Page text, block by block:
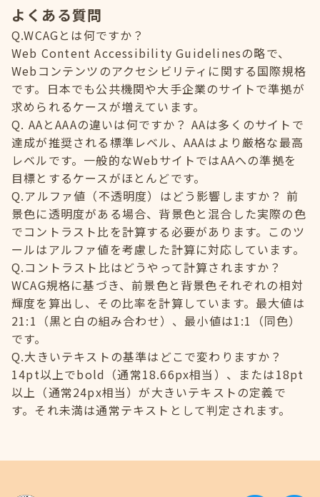
よくある質問
Q.WCAGとは何ですか？
Web Content Accessibility Guidelinesの略で、
Webコンテンツのアクセシビリティに関する国際規格
です。日本でも公共機関や大手企業のサイトで準拠が
求められるケースが増えています。
Q. AAとAAAの違いは何ですか？ AAは多くのサイトで
達成が推奨される標準レベル、AAAはより厳格な最高
レベルです。一般的なWebサイトではAAへの準拠を
目標とするケースがほとんどです。
Q.アルファ値（不透明度）はどう影響しますか？ 前
景色に透明度がある場合、背景色と混合した実際の色
でコントラスト比を計算する必要があります。このツ
ールはアルファ値を考慮した計算に対応しています。
Q.コントラスト比はどうやって計算されますか？
WCAG規格に基づき、前景色と背景色それぞれの相対
輝度を算出し、その比率を計算しています。最大値は
21:1（黒と白の組み合わせ）、最小値は1:1（同色）
です。
Q.大きいテキストの基準はどこで変わりますか？
14pt以上でbold（通常18.66px相当）、または18pt
以上（通常24px相当）が大きいテキストの定義で
す。それ未満は通常テキストとして判定されます。